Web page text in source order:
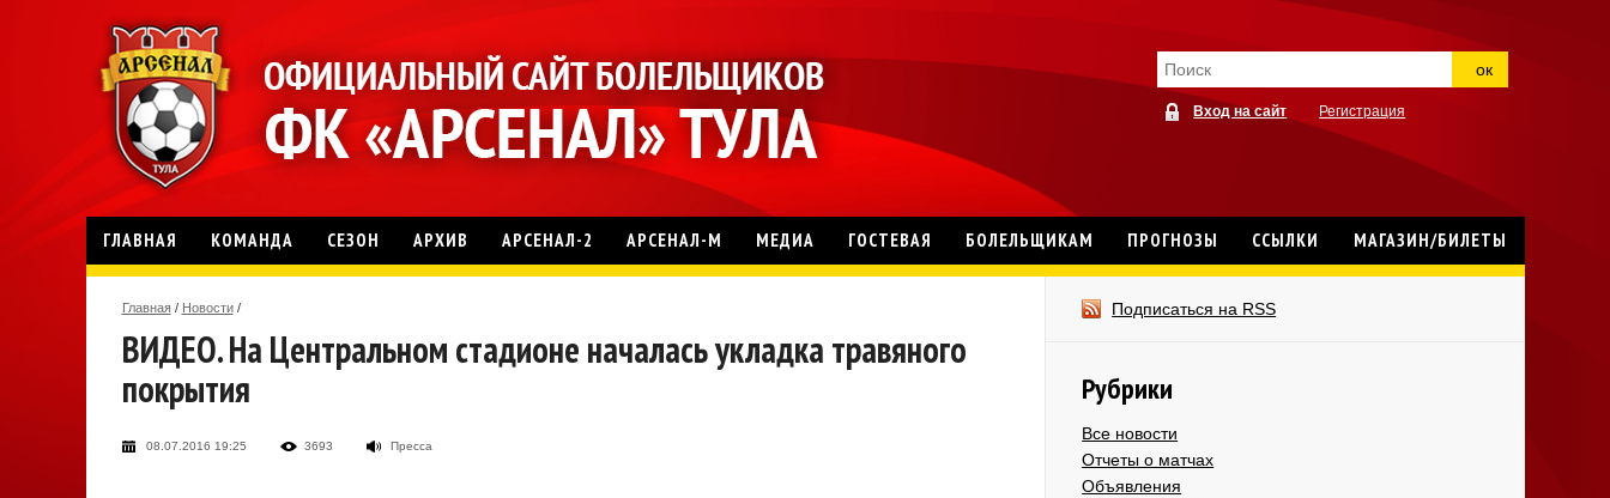
ок
Вход на сайт Регистрация
ГЛАВНАЯ КОМАНДА СЕЗОН АРХИВ АРСЕНАЛ-2 АРСЕНАЛ-М МЕДИА ГОСТЕВАЯ БОЛЕЛЬЩИКАМ ПРОГНОЗЫ ССЫЛКИ МАГАЗИН/БИЛЕТЫ
Главная / Новости /
ВИДЕО. На Центральном стадионе началась укладка травяного
покрытия
08.07.2016 19:25 3693 Пресса
Подписаться на RSS
Рубрики
Все новости
Отчеты о матчах
Объявления